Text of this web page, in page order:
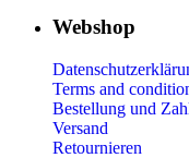
Webshop
Terms and
Bestellung und
Versand
Retournieren